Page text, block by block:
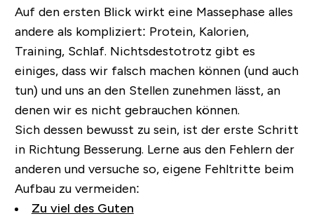
Auf den ersten Blick wirkt eine Massephase alles
andere als kompliziert: Protein, Kalorien,
Training, Schlaf. Nichtsdestotrotz gibt es
einiges, dass wir falsch machen können (und auch
tun) und uns an den Stellen zunehmen lässt, an
denen wir es nicht gebrauchen können.
Sich dessen bewusst zu sein, ist der erste Schritt
in Richtung Besserung. Lerne aus den Fehlern der
anderen und versuche so, eigene Fehltritte beim
Aufbau zu vermeiden:
Zu viel des Guten